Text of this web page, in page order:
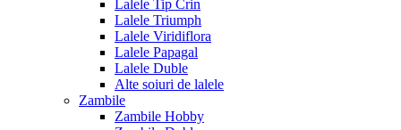
Lalele Tip Crin
Lalele Triumph
Lalele Viridiflora
Lalele Papagal
Lalele Duble
Alte soiuri de lalele
Zambile
Zambile Hobby